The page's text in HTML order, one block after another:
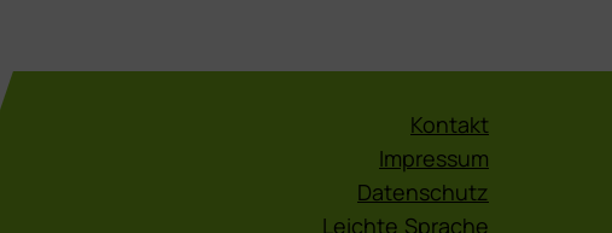
Kontakt
Impressum
Datenschutz
Leichte Sprache